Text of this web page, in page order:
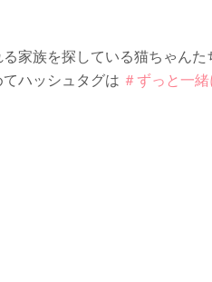
家族を探している猫ちゃんた
ハッシュタグは ＃ずっと一